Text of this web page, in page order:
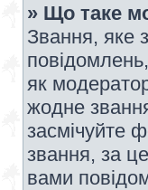
» Що таке
Звання, яке
як
жодне
засмічуйте
звання, за
вами